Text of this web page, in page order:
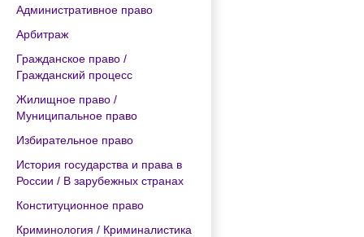
Административное право
Арбитраж
Гражданское право /
Гражданский процесс
Жилищное право /
Муниципальное право
Избирательное право
История государства и права в
России / В зарубежных странах
Конституционное право
Криминология / Криминалистика